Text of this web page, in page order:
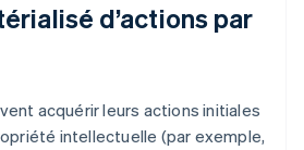
d’actions par
acquérir leurs actions initiales
intellectuelle (par exemple,